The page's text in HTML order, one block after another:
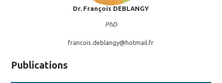
Dr. François DEBLANGY
PhD
francois.deblangy@ hotmail.fr
Publications